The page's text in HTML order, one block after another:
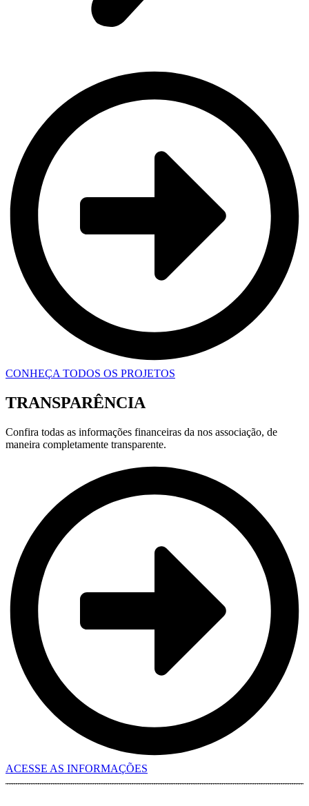
CONHEÇA TODOS OS PROJETOS
TRANSPARÊNCIA
Confira todas as informações financeiras da nos associação, de
maneira completamente transparente.
ACESSE AS INFORMAÇÕES